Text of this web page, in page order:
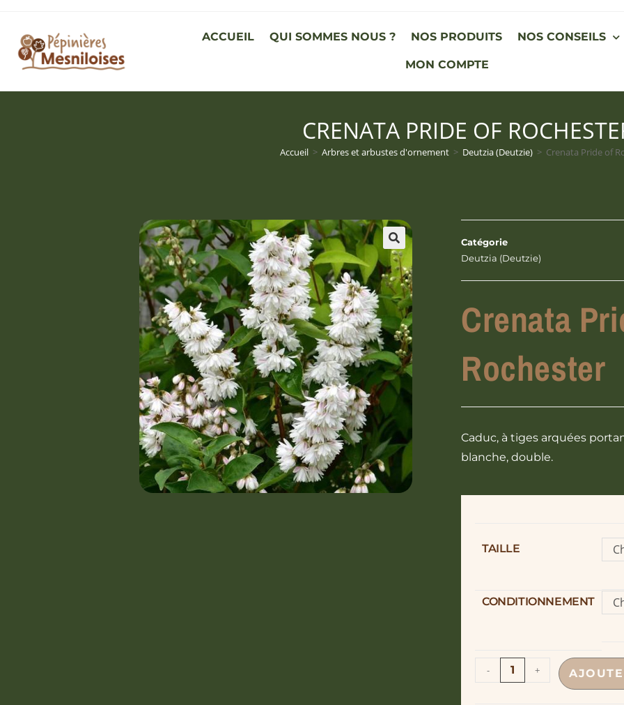
ACCUEIL QUI SOMMES NOUS ? NOS PRODUITS NOS CONSEILS
MON COMPTE
CRENATA PRIDE OF
Accueil > Arbres et arbustes d'ornement > Deutzia (Deutzie) > Crenata Pride of
Catégorie
Deutzia (Deutzie)
Crenata
Rochester
Caduc, à tiges arquées
blanche, double.
TAILLE
CONDITIONNEMENT
- +